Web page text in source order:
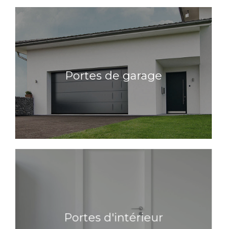
Portes de garage
Portes de garage
En savoir plus
Portes d'intérieur
Portes d'intérieur